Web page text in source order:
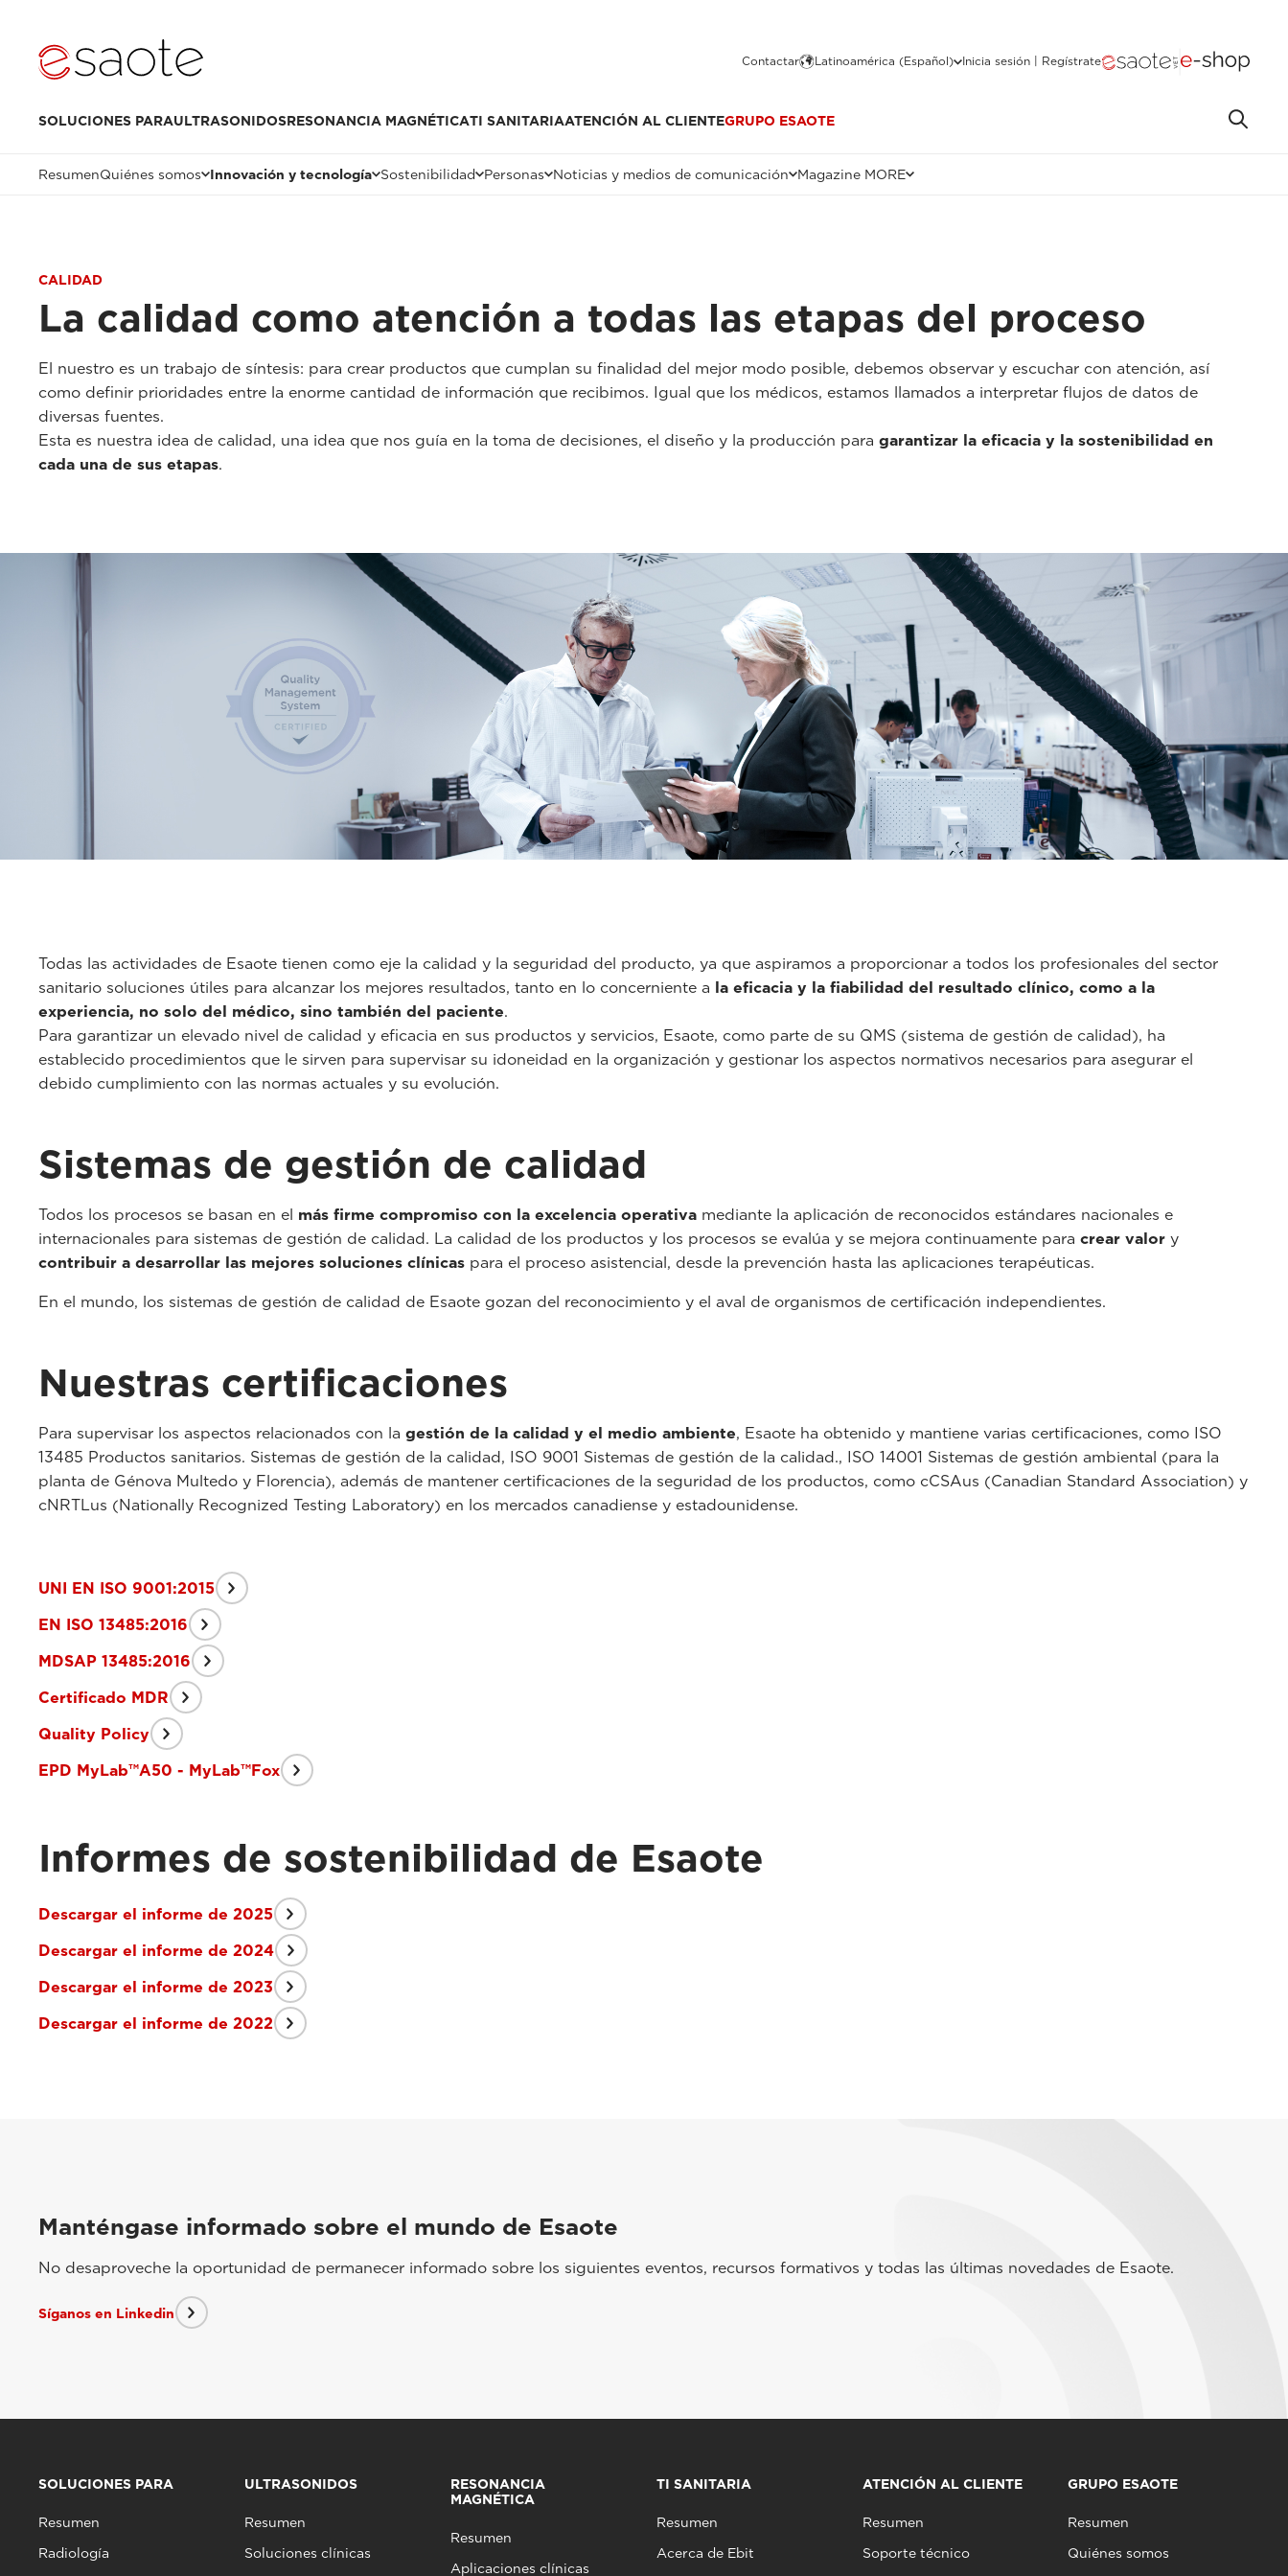
Contactar Latinoamérica (Español) Inicia sesión | Regístrate
SOLUCIONES PARAULTRASONIDOSRESONANCIA MAGNÉTICATI SANITARIAATENCIÓN AL CLIENTEGRUPO ESAOTE
ResumenQuiénes somos Innovación y tecnología Sostenibilidad Personas Noticias y medios de comunicación Magazine MORE
CALIDAD
La calidad como atención a todas las etapas del proceso
El nuestro es un trabajo de síntesis: para crear productos que cumplan su finalidad del mejor modo posible, debemos observar y escuchar con atención, así
como definir prioridades entre la enorme cantidad de información que recibimos. Igual que los médicos, estamos llamados a interpretar flujos de datos de
diversas fuentes.
Esta es nuestra idea de calidad, una idea que nos guía en la toma de decisiones, el diseño y la producción para garantizar la eficacia y la sostenibilidad en
cada una de sus etapas.
Todas las actividades de Esaote tienen como eje la calidad y la seguridad del producto, ya que aspiramos a proporcionar a todos los profesionales del sector
sanitario soluciones útiles para alcanzar los mejores resultados, tanto en lo concerniente a la eficacia y la fiabilidad del resultado clínico, como a la
experiencia, no solo del médico, sino también del paciente.
Para garantizar un elevado nivel de calidad y eficacia en sus productos y servicios, Esaote, como parte de su QMS (sistema de gestión de calidad), ha
establecido procedimientos que le sirven para supervisar su idoneidad en la organización y gestionar los aspectos normativos necesarios para asegurar el
debido cumplimiento con las normas actuales y su evolución.
Sistemas de gestión de calidad
Todos los procesos se basan en el más firme compromiso con la excelencia operativa mediante la aplicación de reconocidos estándares nacionales e
internacionales para sistemas de gestión de calidad. La calidad de los productos y los procesos se evalúa y se mejora continuamente para crear valor y
contribuir a desarrollar las mejores soluciones clínicas para el proceso asistencial, desde la prevención hasta las aplicaciones terapéuticas.
En el mundo, los sistemas de gestión de calidad de Esaote gozan del reconocimiento y el aval de organismos de certificación independientes.
Nuestras certificaciones
Para supervisar los aspectos relacionados con la gestión de la calidad y el medio ambiente, Esaote ha obtenido y mantiene varias certificaciones, como ISO
13485 Productos sanitarios. Sistemas de gestión de la calidad, ISO 9001 Sistemas de gestión de la calidad., ISO 14001 Sistemas de gestión ambiental (para la
planta de Génova Multedo y Florencia), además de mantener certificaciones de la seguridad de los productos, como cCSAus (Canadian Standard Association) y
cNRTLus (Nationally Recognized Testing Laboratory) en los mercados canadiense y estadounidense.
UNI EN ISO 9001:2015
EN ISO 13485:2016
MDSAP 13485:2016
Certificado MDR
Quality Policy
EPD MyLab™A50 - MyLab™Fox
Informes de sostenibilidad de Esaote
Descargar el informe de 2025
Descargar el informe de 2024
Descargar el informe de 2023
Descargar el informe de 2022
Manténgase informado sobre el mundo de Esaote
No desaproveche la oportunidad de permanecer informado sobre los siguientes eventos, recursos formativos y todas las últimas novedades de Esaote.
Síganos en Linkedin
SOLUCIONES PARA
Resumen
Radiología
ULTRASONIDOS
Resumen
Soluciones clínicas
RESONANCIA
MAGNÉTICA
Resumen
Aplicaciones clínicas
TI SANITARIA
Resumen
Acerca de Ebit
ATENCIÓN AL CLIENTE
Resumen
Soporte técnico
GRUPO ESAOTE
Resumen
Quiénes somos